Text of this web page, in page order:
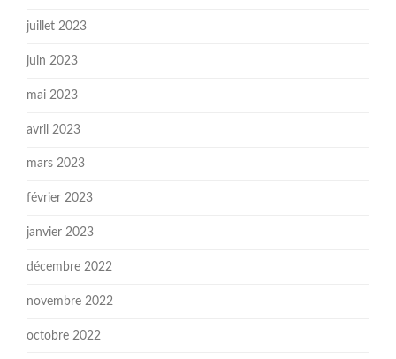
juillet 2023
juin 2023
mai 2023
avril 2023
mars 2023
février 2023
janvier 2023
décembre 2022
novembre 2022
octobre 2022